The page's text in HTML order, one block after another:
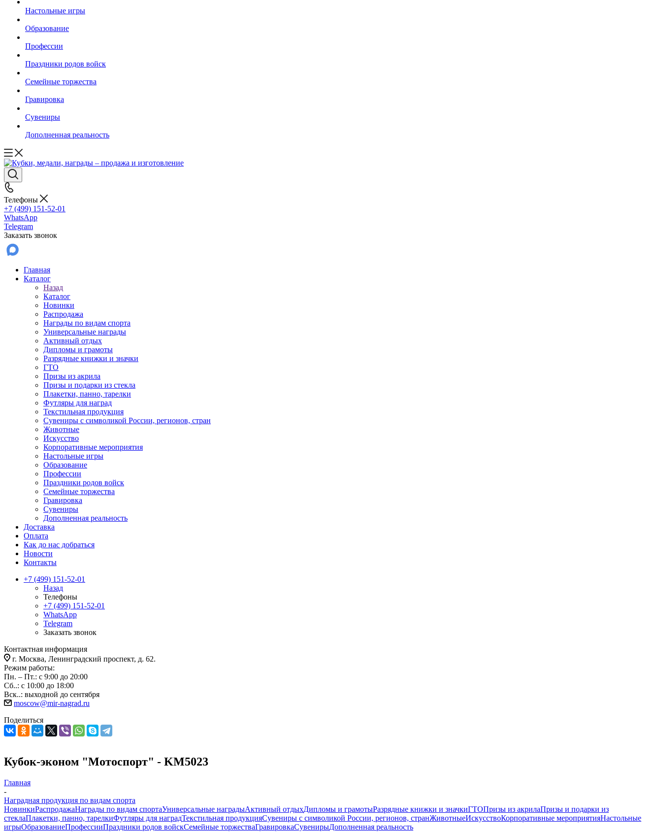
Настольные игры
Образование
Профессии
Праздники родов войск
Семейные торжества
Гравировка
Сувениры
Дополненная реальность
Телефоны
+7 (499) 151-52-01
WhatsApp
Telegram
Заказать звонок
Главная
Каталог
Назад
Каталог
Новинки
Распродажа
Награды по видам спорта
Универсальные награды
Активный отдых
Дипломы и грамоты
Разрядные книжки и значки
ГТО
Призы из акрила
Призы и подарки из стекла
Плакетки, панно, тарелки
Футляры для наград
Текстильная продукция
Сувениры с символикой России, регионов, стран
Животные
Искусство
Корпоративные мероприятия
Настольные игры
Образование
Профессии
Праздники родов войск
Семейные торжества
Гравировка
Сувениры
Дополненная реальность
Доставка
Оплата
Как до нас добраться
Новости
Контакты
+7 (499) 151-52-01
Назад
Телефоны
+7 (499) 151-52-01
WhatsApp
Telegram
Заказать звонок
Контактная информация
г. Москва, Ленинградский проспект, д. 62.
Режим работы:
Пн. – Пт.: с 9:00 до 20:00
Сб..: с 10:00 до 18:00
Вск..: выходной до сентября
moscow@mir-nagrad.ru
Поделиться
Кубок-эконом "Мотоспорт" - KM5023
Главная
-
Наградная продукция по видам спорта
НовинкиРаспродажаНаграды по видам спортаУниверсальные наградыАктивный отдыхДипломы и грамотыРазрядные книжки и значкиГТОПризы из акрилаПризы и подарки из
стеклаПлакетки, панно, тарелкиФутляры для наградТекстильная продукцияСувениры с символикой России, регионов, странЖивотныеИскусствоКорпоративные мероприятияНастольные
игрыОбразованиеПрофессииПраздники родов войскСемейные торжестваГравировкаСувенирыДополненная реальность